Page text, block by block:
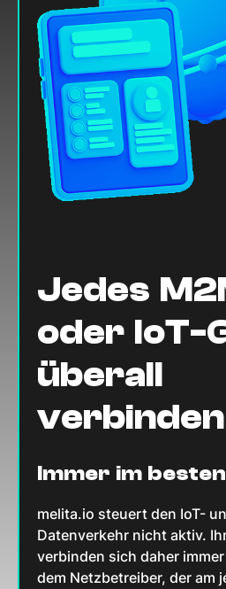
Jedes
oder IoT-
überall
verbinden
Immer im
melita.io steuert den IoT-
Datenverkehr nicht aktiv.
verbinden sich daher
dem Netzbetreiber, der am